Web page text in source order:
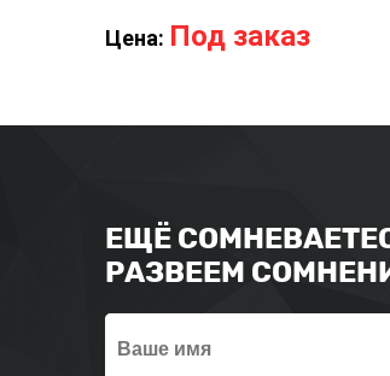
Цена: Под заказ
ЕЩЁ
РАЗВЕЕМ